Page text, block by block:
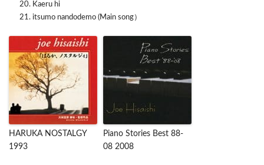
Kaeru hi
itsumo nandodemo (Main song）
HARUKA NOSTALGY
1993
Piano Stories Best 88-
08 2008